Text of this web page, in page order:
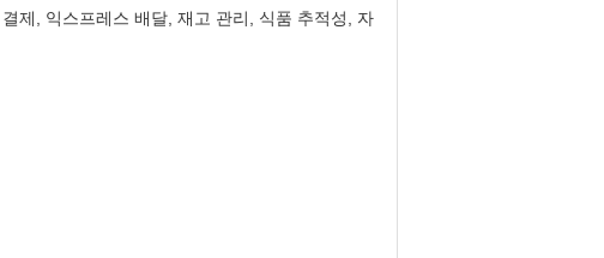
제, 익스프레스 배달, 재고 관리, 식품 추적성, 자